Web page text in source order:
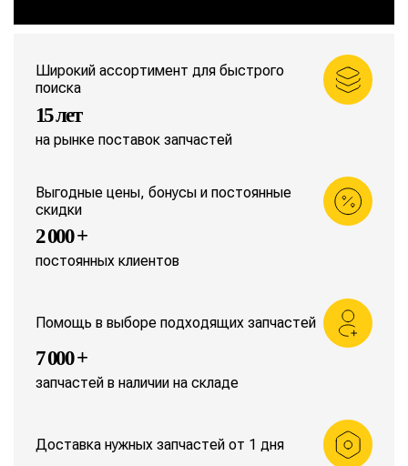
Широкий ассортимент для быстрого
поиска
15 лет
на рынке поставок запчастей
Выгодные цены, бонусы и постоянные
скидки
2 000 +
постоянных клиентов
Помощь в выборе подходящих запчастей
7 000 +
запчастей в наличии на складе
Доставка нужных запчастей от 1 дня